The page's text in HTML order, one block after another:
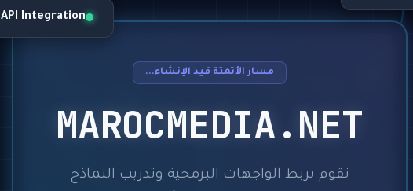
مسار الأتمتة قيد الإنشاء...
MAROCMEDIA.NET
نقوم بربط الواجهات البرمجية وتدريب النماذج
API Integration